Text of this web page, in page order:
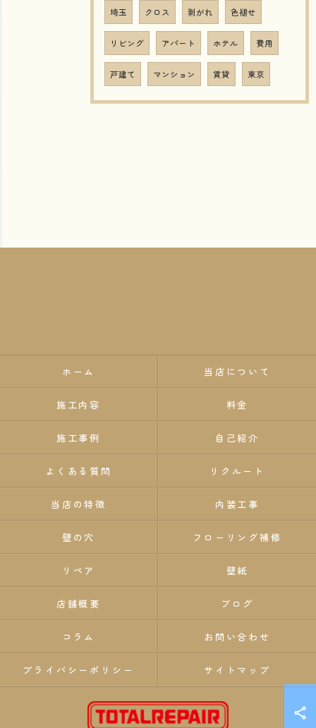
埼玉 クロス 剥がれ 色褪せ
リビング アパート ホテル 費用
戸建て マンション 賃貸 東京
ホーム 当店について
施工内容 料金
施工事例 自己紹介
よくある質問 リクルート
当店の特徴 内装工事
壁の穴 フローリング補修
リペア 壁紙
店舗概要 ブログ
コラム お問い合わせ
プライバシーポリシー サイトマップ